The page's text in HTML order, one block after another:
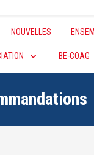
NOUVELLES
BE-COAG